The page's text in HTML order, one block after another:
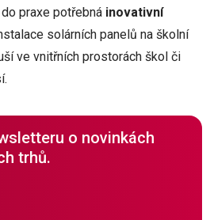
praxe potřebná inovativní
solárních panelů na školní
ve vnitřních prostorách škol či
o novinkách
trhů.